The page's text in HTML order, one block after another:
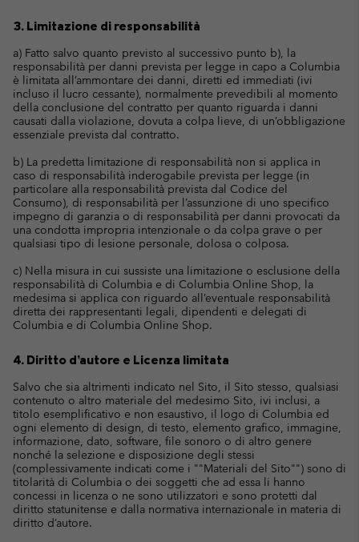
3. Limitazione di responsabilità
a) Fatto salvo quanto previsto al successivo punto b), la
responsabilità per danni prevista per legge in capo a Columbia
è limitata all’ammontare dei danni, diretti ed immediati (ivi
incluso il lucro cessante), normalmente prevedibili al momento
della conclusione del contratto per quanto riguarda i danni
causati dalla violazione, dovuta a colpa lieve, di un’obbligazione
essenziale prevista dal contratto.
b) La predetta limitazione di responsabilità non si applica in
caso di responsabilità inderogabile prevista per legge (in
particolare alla responsabilità prevista dal Codice del
Consumo), di responsabilità per l’assunzione di uno specifico
impegno di garanzia o di responsabilità per danni provocati da
una condotta impropria intenzionale o da colpa grave o per
qualsiasi tipo di lesione personale, dolosa o colposa.
c) Nella misura in cui sussiste una limitazione o esclusione della
responsabilità di Columbia e di Columbia Online Shop, la
medesima si applica con riguardo all’eventuale responsabilità
diretta dei rappresentanti legali, dipendenti e delegati di
Columbia e di Columbia Online Shop.
4. Diritto d’autore e Licenza limitata
Salvo che sia altrimenti indicato nel Sito, il Sito stesso, qualsiasi
contenuto o altro materiale del medesimo Sito, ivi inclusi, a
titolo esemplificativo e non esaustivo, il logo di Columbia ed
ogni elemento di design, di testo, elemento grafico, immagine,
informazione, dato, software, file sonoro o di altro genere
nonché la selezione e disposizione degli stessi
(complessivamente indicati come i ""Materiali del Sito"") sono di
titolarità di Columbia o dei soggetti che ad essa li hanno
concessi in licenza o ne sono utilizzatori e sono protetti dal
diritto statunitense e dalla normativa internazionale in materia di
diritto d’autore.